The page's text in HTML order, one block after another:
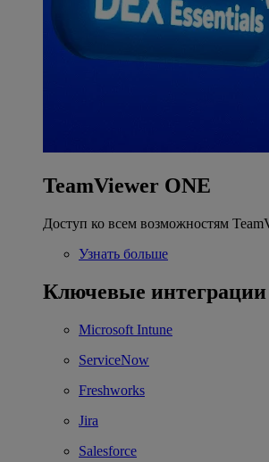
TeamViewer ONE
Доступ ко всем возможностям
Узнать больше
Ключевые интеграции
Microsoft Intune
ServiceNow
Freshworks
Jira
Salesforce